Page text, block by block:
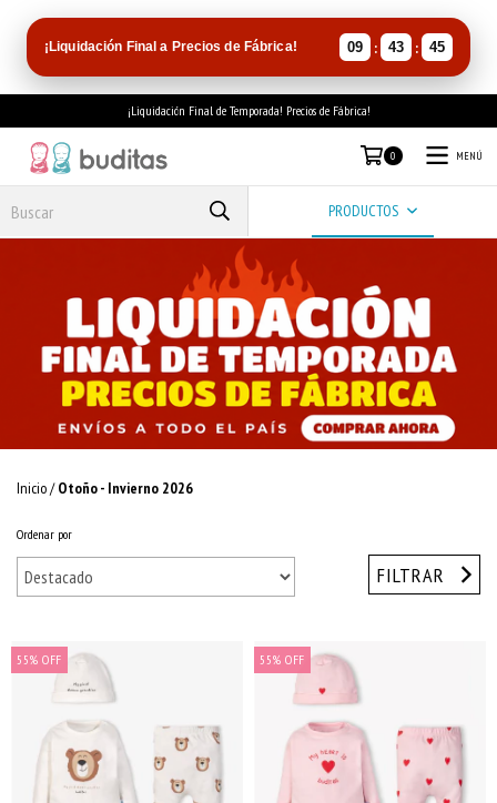
¡Liquidación Final a Precios de Fábrica! 09 : 43 : 44
¡Liquidación Final de Temporada! Precios de Fábrica!
0 MENÚ
PRODUCTOS
Inicio/ Otoño - Invierno 2026
Ordenar por
FILTRAR
55% OFF 55% OFF